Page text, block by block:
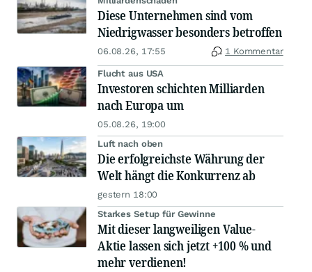
Diese Unternehmen sind vom
Niedrigwasser besonders betroffen
06.08.26, 17:55 1 Kommentar
Flucht aus USA
Investoren schichten Milliarden
nach Europa um
05.08.26, 19:00
Luft nach oben
Die erfolgreichste Währung der
Welt hängt die Konkurrenz ab
gestern 18:00
Starkes Setup für Gewinne
Mit dieser langweiligen Value-
Aktie lassen sich jetzt +100 % und
mehr verdienen!